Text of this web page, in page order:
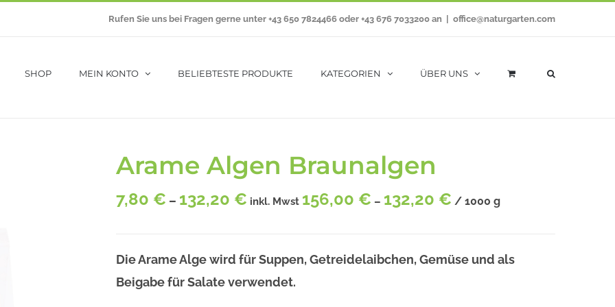
Rufen Sie uns bei Fragen gerne unter +43 650 7824466 oder +43 676 7033200 an office@naturgarten.com
SHOP MEIN KONTO BELIEBTESTE PRODUKTE KATEGORIEN ÜBER UNS
Arame Algen Braunalgen
7,80 € – 132,20 € inkl. Mwst 156,00 € – 132,20 € / 1000 g
Die Arame Alge wird für Suppen, Getreidelaibchen, Gemüse und als
Beigabe für Salate verwendet.